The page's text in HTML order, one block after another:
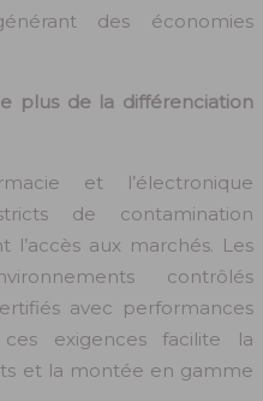
des économies
plus de la différenciation
et l’électronique
de contamination
l’accès aux marchés. Les
contrôlés
avec performances
exigences facilite la
et la montée en gamme